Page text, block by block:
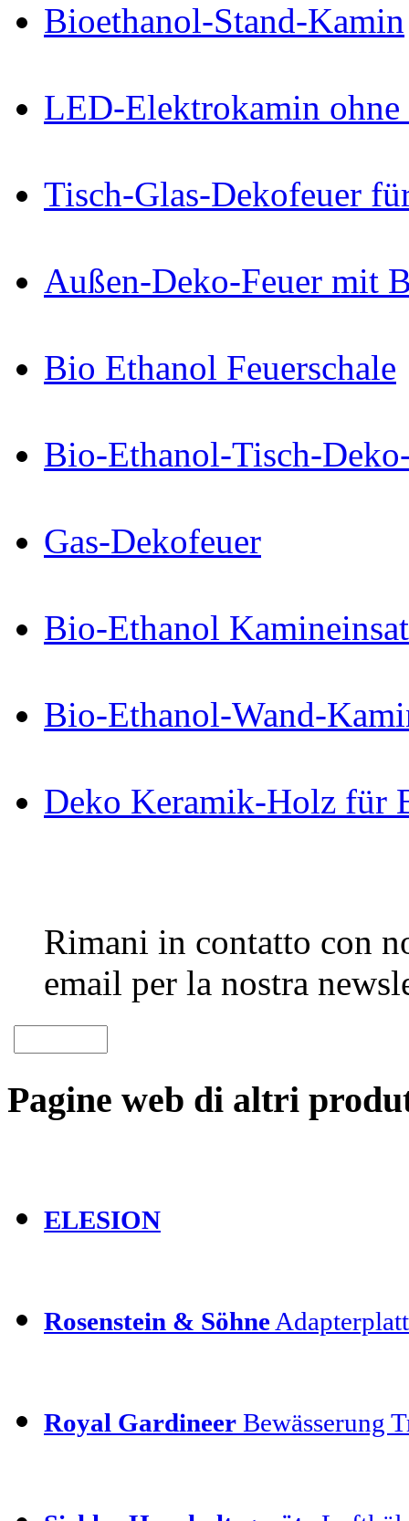
Bioethanol-Stand-Kamin
LED-Elektrokamin
Tisch-Glas-Dekofeuer
Außen-Deko-Feuer mit
Bio Ethanol Feuerschale
Bio-Ethanol-Tisch-
Gas-Dekofeuer
Bio-Ethanol
Bio-Ethanol-Wand-
Deko Keramik-Holz für
Rimani in contatto con
email per la nostra
Pagine web di altri
ELESION
Rosenstein & Söhne
Royal Gardineer Bewässerung